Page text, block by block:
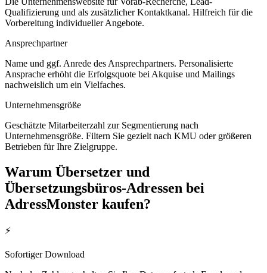
Qualifizierung und als zusätzlicher Kontaktkanal. Hilfreich für die
Vorbereitung individueller Angebote.
Ansprechpartner
Name und ggf. Anrede des Ansprechpartners. Personalisierte
Ansprache erhöht die Erfolgsquote bei Akquise und Mailings
nachweislich um ein Vielfaches.
Unternehmensgröße
Geschätzte Mitarbeiterzahl zur Segmentierung nach
Unternehmensgröße. Filtern Sie gezielt nach KMU oder größeren
Betrieben für Ihre Zielgruppe.
Warum Übersetzer und
Übersetzungsbüros-Adressen bei
AdressMonster kaufen?
⚡
Sofortiger Download